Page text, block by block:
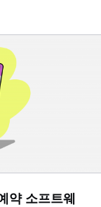
약 소프트웨